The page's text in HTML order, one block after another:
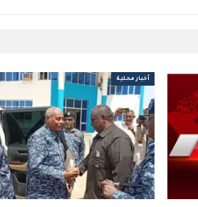
أخبار محلية